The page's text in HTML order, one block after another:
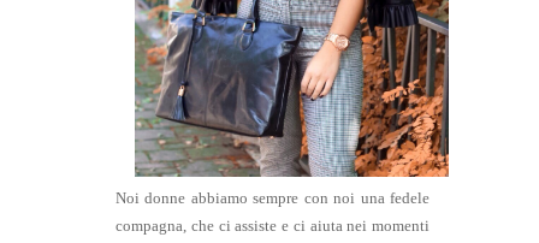
Noi donne abbiamo sempre con noi una fedele
compagna, che ci assiste e ci aiuta nei momenti